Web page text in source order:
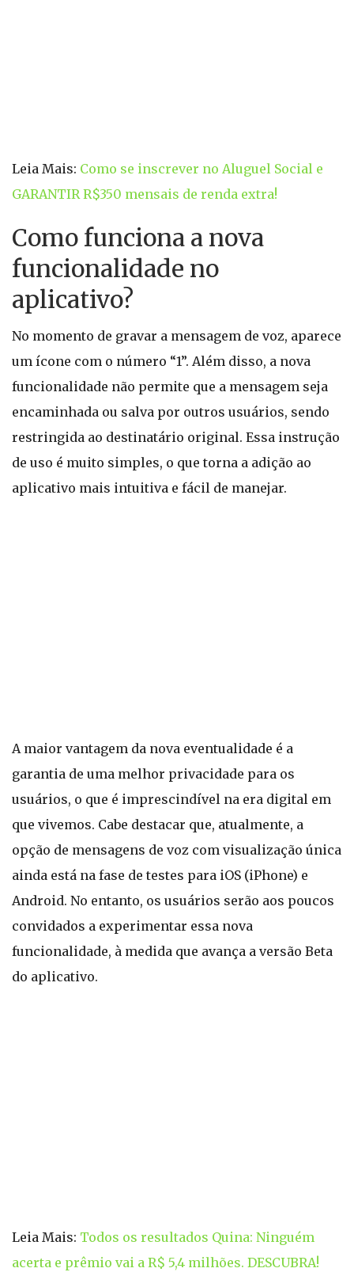
Leia Mais: Como se inscrever no Aluguel Social e
GARANTIR R$350 mensais de renda extra!
Como funciona a nova
funcionalidade no
aplicativo?
No momento de gravar a mensagem de voz, aparece
um ícone com o número “1”. Além disso, a nova
funcionalidade não permite que a mensagem seja
encaminhada ou salva por outros usuários, sendo
restringida ao destinatário original. Essa instrução
de uso é muito simples, o que torna a adição ao
aplicativo mais intuitiva e fácil de manejar.
A maior vantagem da nova eventualidade é a
garantia de uma melhor privacidade para os
usuários, o que é imprescindível na era digital em
que vivemos. Cabe destacar que, atualmente, a
opção de mensagens de voz com visualização única
ainda está na fase de testes para iOS (iPhone) e
Android. No entanto, os usuários serão aos poucos
convidados a experimentar essa nova
funcionalidade, à medida que avança a versão Beta
do aplicativo.
Leia Mais: Todos os resultados Quina: Ninguém
acerta e prêmio vai a R$ 5,4 milhões. DESCUBRA!